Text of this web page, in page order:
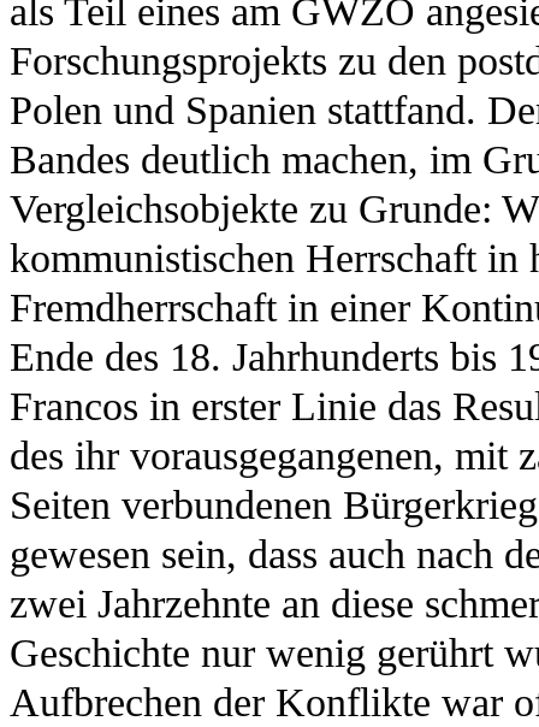
als Teil eines am GWZO
Forschungsprojekts zu den
Polen und Spanien stattfand.
Bandes deutlich machen, im
Vergleichsobjekte zu Grunde:
kommunistischen Herrschaft in
Fremdherrschaft in einer
Ende des 18. Jahrhunderts bis
Francos in erster Linie das
des ihr vorausgegangenen, mit
Seiten verbundenen
gewesen sein, dass auch nach
zwei Jahrzehnte an diese
Geschichte nur wenig gerührt
Aufbrechen der Konflikte war